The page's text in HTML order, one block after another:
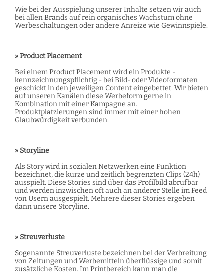
Wie bei der Ausspielung unserer Inhalte setzen wir auch
bei allen Brands auf rein organisches Wachstum ohne
Werbeschaltungen oder andere Anreize wie Gewinnspiele.
» Product Placement
Bei einem Product Placement wird ein Produkte -
kennzeichnungspflichtig - bei Bild- oder Videoformaten
geschickt in den jeweiligen Content eingebettet. Wir bieten
auf unseren Kanälen diese Werbeform gerne in
Kombination mit einer Kampagne an.
Produktplatzierungen sind immer mit einer hohen
Glaubwürdigkeit verbunden.
» Storyline
Als Story wird in sozialen Netzwerken eine Funktion
bezeichnet, die kurze und zeitlich begrenzten Clips (24h)
ausspielt. Diese Stories sind über das Profilbild abrufbar
und werden inzwischen oft auch an anderer Stelle im Feed
von Usern ausgespielt. Mehrere dieser Stories ergeben
dann unsere Storyline.
» Streuverluste
Sogenannte Streuverluste bezeichnen bei der Verbreitung
von Zeitungen und Werbemitteln überflüssige und somit
zusätzliche Kosten. Im Printbereich kann man die